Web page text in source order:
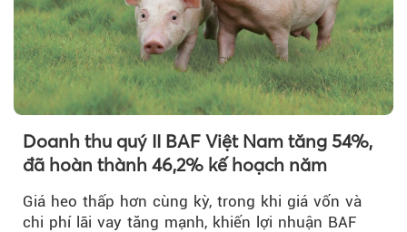
Doanh thu quý II BAF Việt Nam tăng 54%,
đã hoàn thành 46,2% kế hoạch năm
Giá heo thấp hơn cùng kỳ, trong khi giá vốn và
chi phí lãi vay tăng mạnh, khiến lợi nhuận BAF